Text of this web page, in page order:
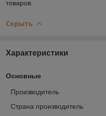
товаров.
Скрыть
Характеристики
Основные
Производитель
Страна производитель